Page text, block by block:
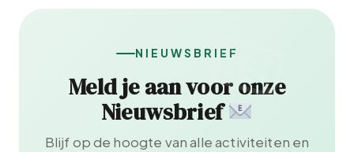
NIEUWSBRIEF
Meld je aan voor onze
Nieuwsbrief
Blijf op de hoogte van alle activiteiten en